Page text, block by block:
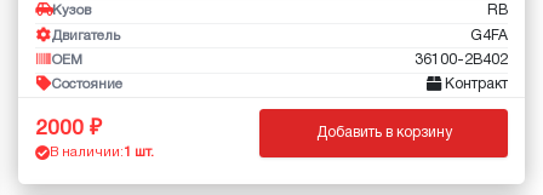
Кузов RB
Двигатель G4FA
OEM 36100-2B402
Состояние Контракт
2000
В наличии: 1 шт.
Добавить в корзину